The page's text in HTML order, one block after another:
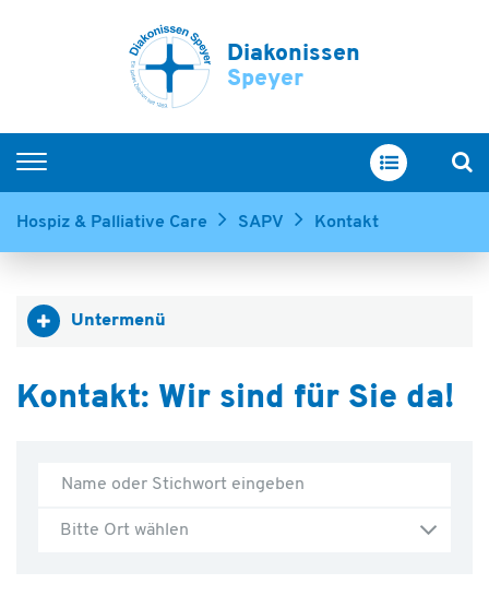
Diakonissen
Speyer
Startseite
Ambulante Hospizberatung
Hospiz & Palliative Care SAPV Kontakt
Untermenü
Kontakt: Wir sind für Sie da!
Bitte Ort wählen